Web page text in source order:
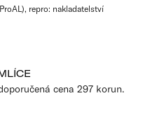
repro: nakladatelství
cena 297 korun.